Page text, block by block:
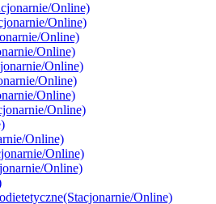
Online)
Online)
Online)
Online)
Online)
Online)
Online)
Online)
Online)
Online)
Online)